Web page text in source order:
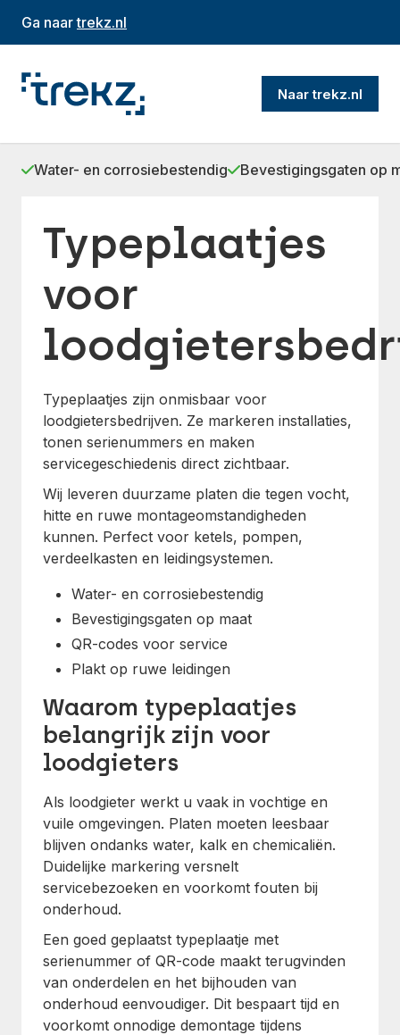
Ga naartrekz.nl
Naar trekz.nl
Water- en corrosiebestendig Bevestigingsgaten op
Typeplaatjes
voor
Typeplaatjes zijn onmisbaar voor
loodgietersbedrijven. Ze markeren installaties,
tonen serienummers en maken
servicegeschiedenis direct zichtbaar.
Wij leveren duurzame platen die tegen vocht,
hitte en ruwe montageomstandigheden
kunnen. Perfect voor ketels, pompen,
verdeelkasten en leidingsystemen.
Water- en corrosiebestendig
Bevestigingsgaten op maat
QR-codes voor service
Plakt op ruwe leidingen
Waarom typeplaatjes
belangrijk zijn voor
loodgieters
Als loodgieter werkt u vaak in vochtige en
vuile omgevingen. Platen moeten leesbaar
blijven ondanks water, kalk en chemicaliën.
Duidelijke markering versnelt
servicebezoeken en voorkomt fouten bij
onderhoud.
Een goed geplaatst typeplaatje met
serienummer of QR-code maakt terugvinden
van onderdelen en het bijhouden van
onderhoud eenvoudiger. Dit bespaart tijd en
voorkomt onnodige demontage tijdens